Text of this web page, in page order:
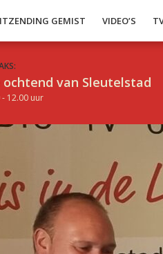
GEMIST VIDEO’S
ochtend van Sleutelstad
- 12.00 uur